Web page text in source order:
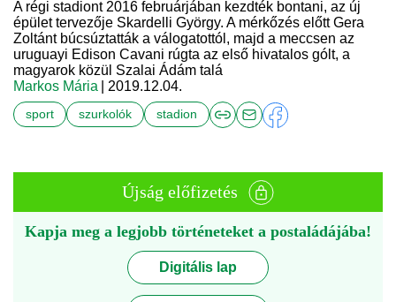
A régi stadiont 2016 februárjában kezdték bontani, az új
épület tervezője Skardelli György. A mérkőzés előtt Gera
Zoltánt búcsúztatták a válogatottól, majd a meccsen az
uruguayi Edison Cavani rúgta az első hivatalos gólt, a
magyarok közül Szalai Ádám talá
Markos Mária
| 2019.12.04.
sport szurkolók stadion
Újság előfizetés
Kapja meg a legjobb történeteket a postaládájába!
Digitális lap